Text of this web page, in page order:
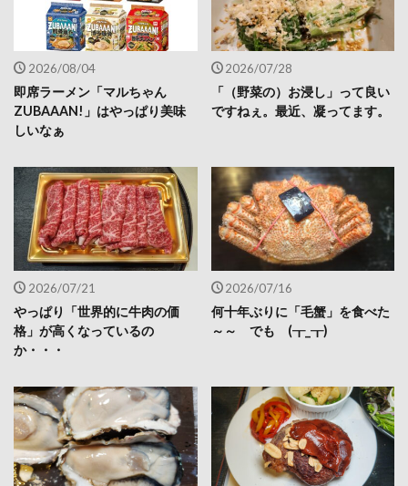
2026/08/04
即席ラーメン「マルちゃん
ZUBAAAN!」はやっぱり美味
しいなぁ
2026/07/28
「（野菜の）お浸し」って良い
ですねぇ。最近、凝ってます。
2026/07/21
やっぱり「世界的に牛肉の価
格」が高くなっているの
か・・・
2026/07/16
何十年ぶりに「毛蟹」を食べた
～～ でも (┰_┰)